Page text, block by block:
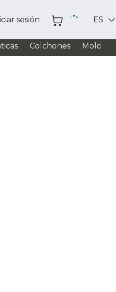
sesión ES
Colchones